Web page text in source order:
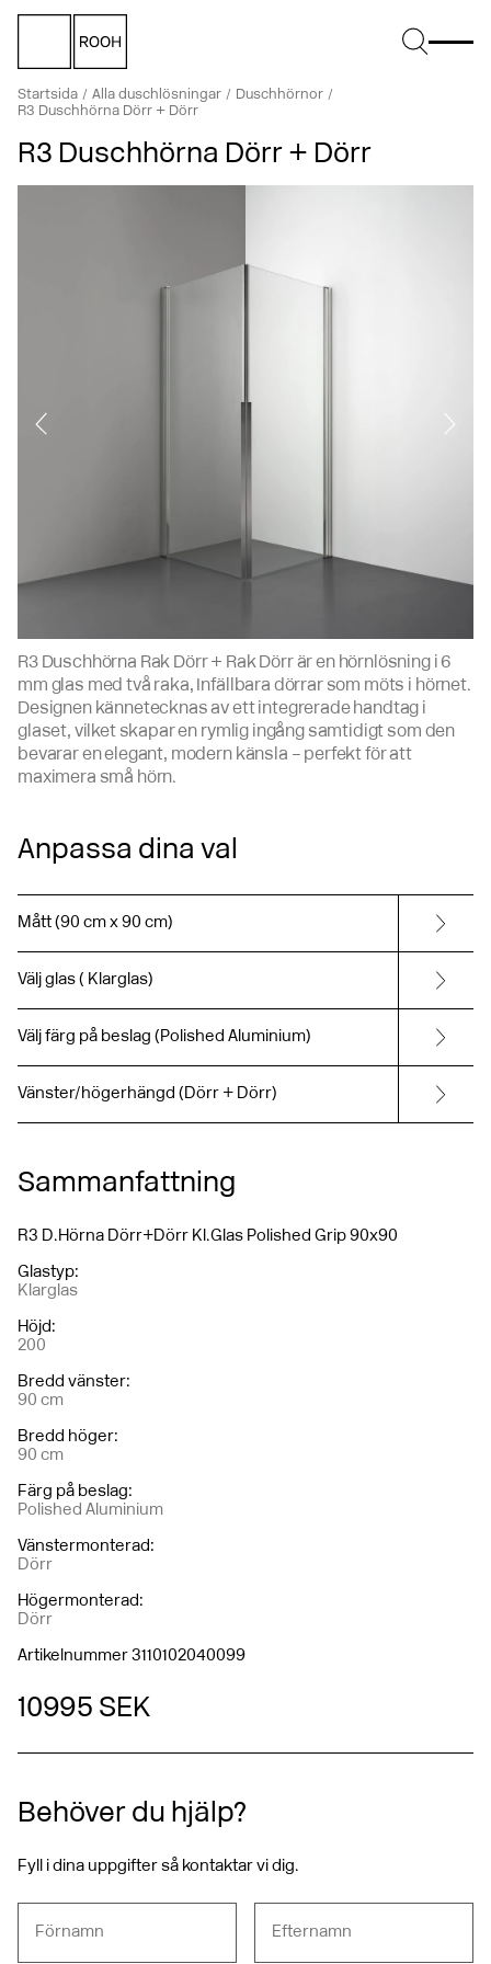
Startsida Alla duschlösningar
Duschhörnor
R3 Duschhörna Dörr + Dörr
R3 Duschhörna Dörr + Dörr
R3 Duschhörna Rak Dörr + Rak Dörr är en hörnlösning i 6
mm glas med två raka, Infällbara dörrar som möts i hörnet.
Designen kännetecknas av ett integrerade handtag i
glaset, vilket skapar en rymlig ingång samtidigt som den
bevarar en elegant, modern känsla – perfekt för att
maximera små hörn.
Anpassa dina val
Mått (90 cm x 90 cm)
Välj glas ( Klarglas)
Välj färg på beslag (Polished Aluminium)
Vänster/högerhängd (Dörr + Dörr)
Sammanfattning
R3 D.Hörna Dörr+Dörr Kl.Glas Polished Grip 90x90
Glastyp:
Klarglas
Höjd:
200
Bredd vänster:
90 cm
Bredd höger:
90 cm
Färg på beslag:
Polished Aluminium
Vänstermonterad:
Dörr
Högermonterad:
Dörr
Artikelnummer 3110102040099
10 995 SEK
Behöver du hjälp?
Fyll i dina uppgifter så kontaktar vi dig.